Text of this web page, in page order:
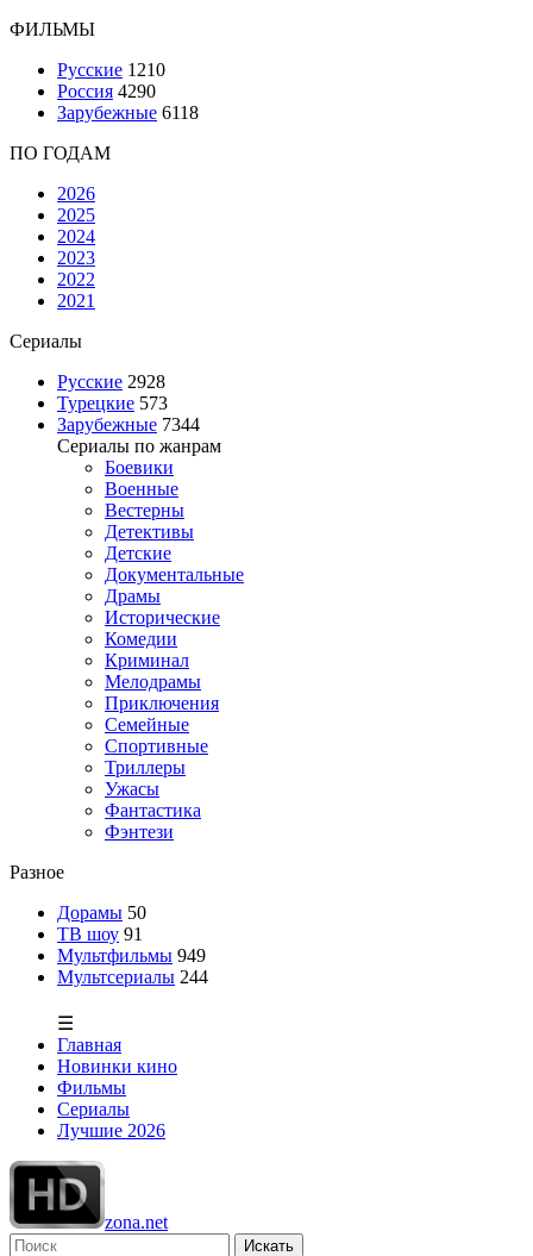
ФИЛЬМЫ
Русские 1210
Россия 4290
Зарубежные 6118
ПО ГОДАМ
2026
2025
2024
2023
2022
2021
Сериалы
Русские 2928
Турецкие 573
Зарубежные 7344
Сериалы по жанрам
Боевики
Военные
Вестерны
Детективы
Детские
Документальные
Драмы
Исторические
Комедии
Криминал
Мелодрамы
Приключения
Семейные
Спортивные
Триллеры
Ужасы
Фантастика
Фэнтези
Разное
Дорамы 50
ТВ шоу 91
Мультфильмы 949
Мультсериалы 244
☰
Главная
Новинки кино
Фильмы
Сериалы
Лучшие 2026
zona.net
Искать